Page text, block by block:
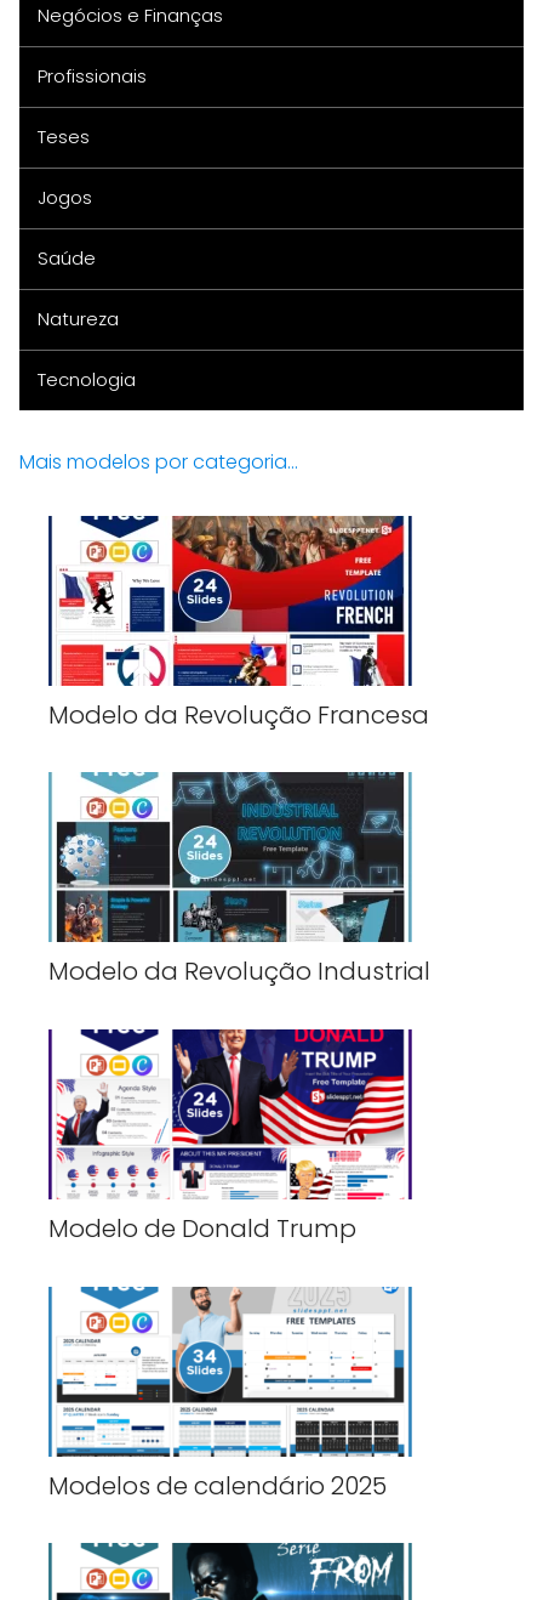
Negócios e Finanças
Profissionais
Teses
Jogos
Saúde
Natureza
Tecnologia
Mais modelos por categoria...
Modelo da Revolução Francesa
Modelo da Revolução Industrial
Modelo de Donald Trump
Modelos de calendário 2025